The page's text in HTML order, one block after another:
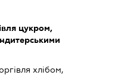
цукром,
хлібом,